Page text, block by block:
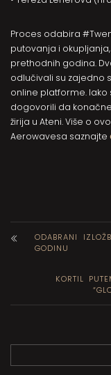
Proces odabira
putovanja i
prethodnih godina.
odlučivali su zajedno
online platforme. Iako
dogovorili da
žirija u Ateni. Više o
Aerowavesa saznajte
ODABRANI
GODINU
KORTIL